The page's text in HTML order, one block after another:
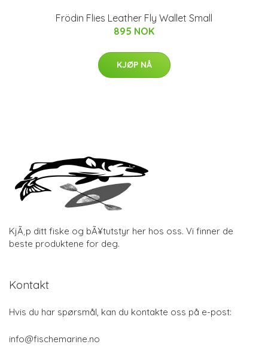
Frödin Flies Leather Fly Wallet Small
895 NOK
KJØP NÅ
KjÃ¸p ditt fiske og bÃ¥tutstyr her hos oss. Vi finner de
beste produktene for deg.
Kontakt
Hvis du har spørsmål, kan du kontakte oss på e-post:
info@fischemarine.no